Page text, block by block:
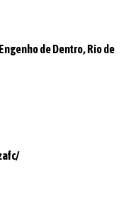
Engenho de Dentro,Rio de